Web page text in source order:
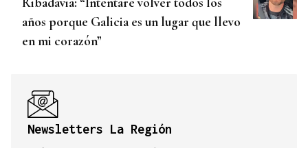
años porque Galicia es un lugar que llevo
en mi corazón”
Newsletters La Región